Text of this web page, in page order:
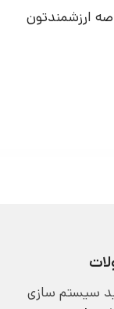
ارزشمندتون
سیستم سازی